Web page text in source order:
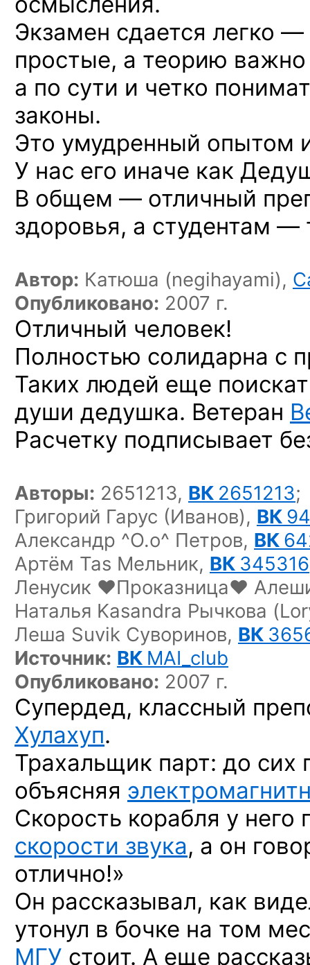
Экзамен сдается легко —
простые, а теорию
а по сути и четко
законы.
Это умудренный опытом
У нас его иначе как
В общем — отличный
здоровья, а студентам —
Автор: Катюша (negihayami),
Опубликовано: 2007 г.
Отличный человек!
Полностью солидарна с
Таких людей еще
души дедушка. Ветеран
Расчетку подписывает
Авторы: 2651213, ВК 2651213;
Григорий Гарус (Иванов), ВК
Александр ^O.o^ Петров, ВК
Артём Tas Мельник, ВК 345316
Ленусик ♥Проказница♥
Наталья Kasandra Рычкова
Леша Suvik Суворинов, ВК
Источник: ВК MAI_club
Опубликовано: 2007 г.
Супердед, классный
Хулахуп.
Трахальщик парт: до сих
объясняя
Скорость корабля у него
скорости звука, а он
отлично!»
Он рассказывал, как
утонул в бочке на том
МГУ стоит. А еще